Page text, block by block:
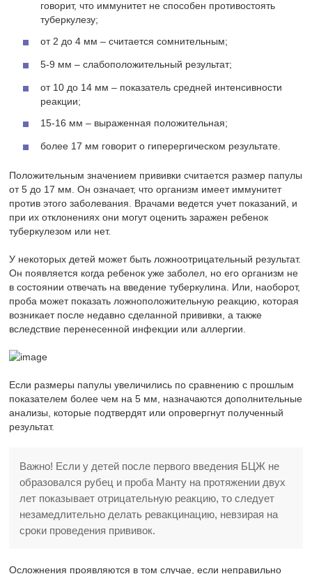
говорит, что иммунитет не способен противостоять
туберкулезу;
от 2 до 4 мм – считается сомнительным;
5-9 мм – слабоположительный результат;
от 10 до 14 мм – показатель средней интенсивности
реакции;
15-16 мм – выраженная положительная;
более 17 мм говорит о гиперергическом результате.
Положительным значением прививки считается размер папулы
от 5 до 17 мм. Он означает, что организм имеет иммунитет
против этого заболевания. Врачами ведется учет показаний, и
при их отклонениях они могут оценить заражен ребенок
туберкулезом или нет.
У некоторых детей может быть ложноотрицательный результат.
Он появляется когда ребенок уже заболел, но его организм не
в состоянии отвечать на введение туберкулина. Или, наоборот,
проба может показать ложноположительную реакцию, которая
возникает после недавно сделанной прививки, а также
вследствие перенесенной инфекции или аллергии.
Если размеры папулы увеличились по сравнению с прошлым
показателем более чем на 5 мм, назначаются дополнительные
анализы, которые подтвердят или опровергнут полученный
результат.
Важно! Если у детей после первого введения БЦЖ не
образовался рубец и проба Манту на протяжении двух
лет показывает отрицательную реакцию, то следует
незамедлительно делать ревакцинацию, невзирая на
сроки проведения прививок.
Осложнения проявляются в том случае, если неправильно